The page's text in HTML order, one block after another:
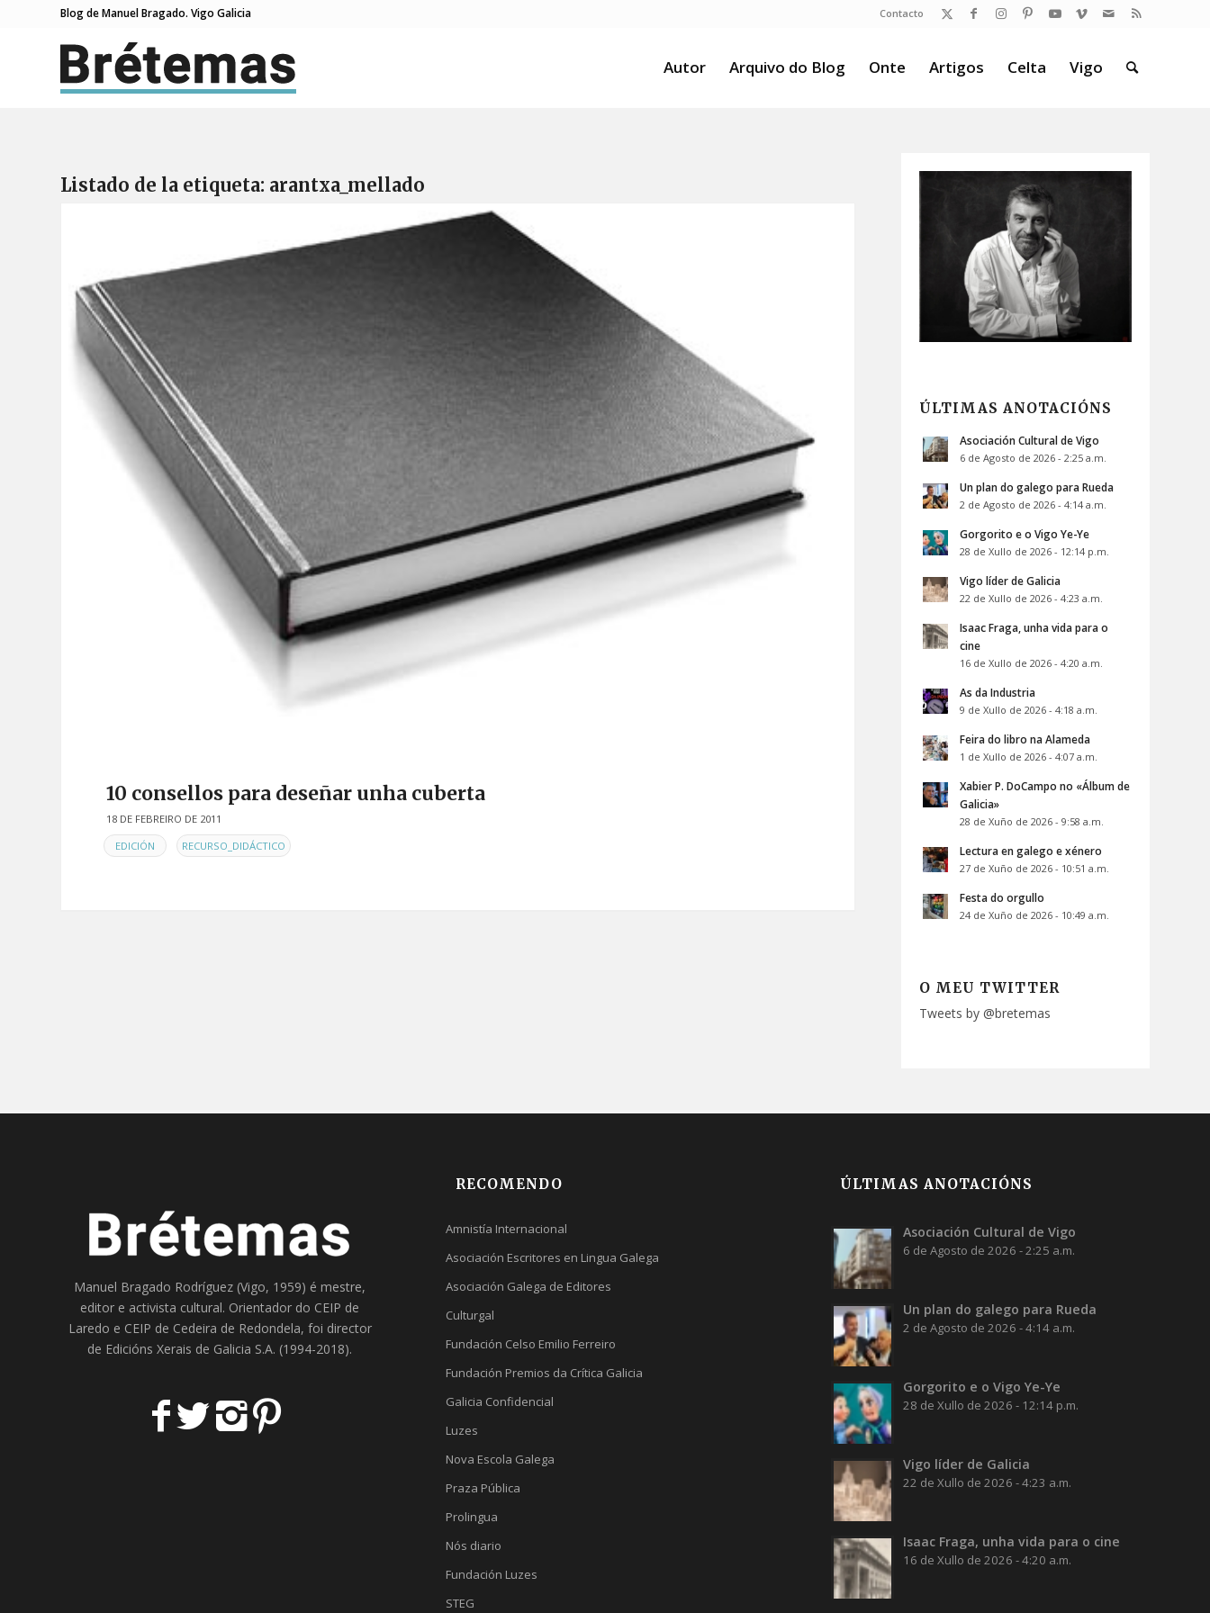
Contacto
Blog de Manuel Bragado. Vigo Galicia
Autor Arquivo do Blog Onte Artigos Celta Vigo
Listado de la etiqueta: arantxa_mellado
10 consellos para deseñar unha cuberta
18 DE FEBREIRO DE 2011
EN
EDICIÓN RECURSO_DIDÁCTICO
ÚLTIMAS ANOTACIÓNS
Asociación Cultural de Vigo
6 de Agosto de 2026 - 2:25 a.m.
Un plan do galego para Rueda
2 de Agosto de 2026 - 4:14 a.m.
Gorgorito e o Vigo Ye-Ye
28 de Xullo de 2026 - 12:14 p.m.
Vigo líder de Galicia
22 de Xullo de 2026 - 4:23 a.m.
Isaac Fraga, unha vida para o
cine
16 de Xullo de 2026 - 4:20 a.m.
As da Industria
9 de Xullo de 2026 - 4:18 a.m.
Feira do libro na Alameda
1 de Xullo de 2026 - 4:07 a.m.
Xabier P. DoCampo no «Álbum de
Galicia»
28 de Xuño de 2026 - 9:58 a.m.
Lectura en galego e xénero
27 de Xuño de 2026 - 10:51 a.m.
Festa do orgullo
24 de Xuño de 2026 - 10:49 a.m.
O MEU TWITTER
Tweets by @bretemas
Manuel Bragado Rodríguez (Vigo, 1959) é mestre,
editor e activista cultural. Orientador do CEIP de
Laredo e CEIP de Cedeira de Redondela, foi director
de Edicións Xerais de Galicia S.A. (1994-2018).
RECOMENDO
Amnistía Internacional
Asociación Escritores en Lingua Galega
Asociación Galega de Editores
Culturgal
Fundación Celso Emilio Ferreiro
Fundación Premios da Crítica Galicia
Galicia Confidencial
Luzes
Nova Escola Galega
Praza Pública
Prolingua
Nós diario
Fundación Luzes
STEG
ÚLTIMAS ANOTACIÓNS
Asociación Cultural de Vigo
6 de Agosto de 2026 - 2:25 a.m.
Un plan do galego para Rueda
2 de Agosto de 2026 - 4:14 a.m.
Gorgorito e o Vigo Ye-Ye
28 de Xullo de 2026 - 12:14 p.m.
Vigo líder de Galicia
22 de Xullo de 2026 - 4:23 a.m.
Isaac Fraga, unha vida para o cine
16 de Xullo de 2026 - 4:20 a.m.